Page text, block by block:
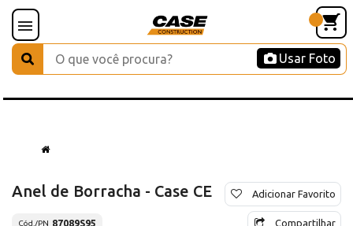
Usar Foto
Anel de Borracha - Case CE
Cód./PN 87089S95
Adicionar Favorito
Compartilhar